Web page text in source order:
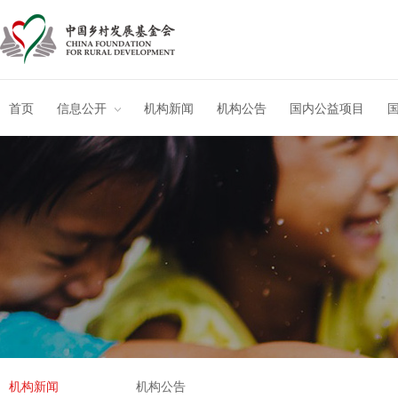
首页 信息公开 机构新闻 机构公告 国内公益项目
机构新闻 机构公告